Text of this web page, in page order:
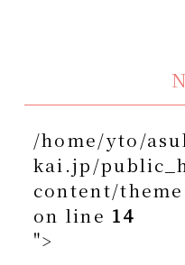
/home/yto/
kai.jp/
content/
on line 14
">